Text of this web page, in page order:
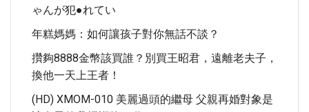
ゃんが犯●れてい
年糕媽媽：如何讓孩子對你無話不談？
攢夠8888金幣該買誰？別買王昭君，遠離老夫子，
換他一天上王者！
(HD) XMOM-010 美麗過頭的繼母 父親再婚對象是